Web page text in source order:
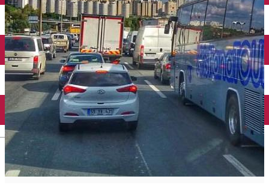
English
Închirieri auto
Închirieri biciclete
Taxi
Încărcare vehicule electrice